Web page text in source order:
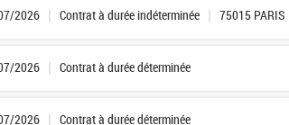
2026 Contrat à durée indéterminée 75015 PARIS
2026 Contrat à durée déterminée
2026 Contrat à durée déterminée